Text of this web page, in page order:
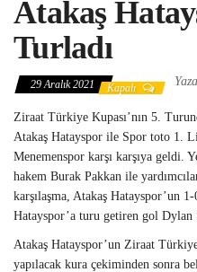
Atakaş
Turladı
29 Aralık 2021 Kapalı
Ziraat Türkiye Kupası’nın 5.
Atakaş Hatayspor ile Spor toto 1.
Menemenspor karşı karşıya geldi.
hakem Burak Pakkan ile
karşılaşma, Atakaş Hatayspor’un
Hatayspor’a turu getiren gol Dylan
Atakaş Hatayspor’un Ziraat
yapılacak kura çekiminden sonra